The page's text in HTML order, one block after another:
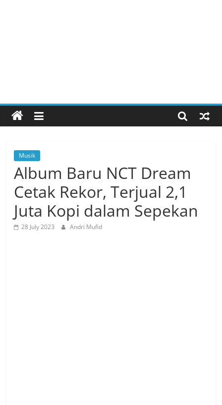
Musik
Album Baru NCT Dream
Cetak Rekor, Terjual 2,1
Juta Kopi dalam Sepekan
28 July 2023 Andri Mufid